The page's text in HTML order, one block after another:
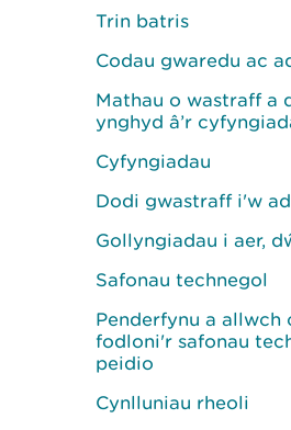
Trin batris
Codau gwaredu ac
Mathau o wastraff a
ynghyd â’r
Cyfyngiadau
Dodi gwastraff i'w
Gollyngiadau i aer,
Safonau technegol
Penderfynu a allwch
fodloni'r safonau
peidio
Cynlluniau rheoli